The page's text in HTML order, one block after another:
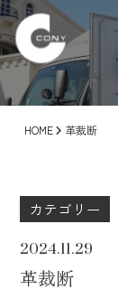
HOME 革裁断
カテゴリー
2024.11.29
革裁断